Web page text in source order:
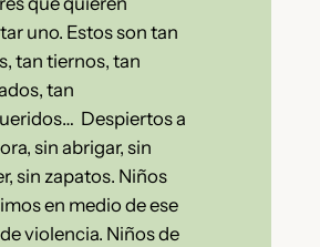
uno. Estos son tan
tan tiernos, tan
tan
Despiertos a
sin abrigar, sin
sin zapatos. Niños
en medio de ese
violencia. Niños de